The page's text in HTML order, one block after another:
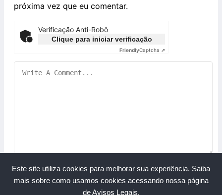
Este site utiliza cookies para melhorar sua experiência. Saiba
mais sobre como usamos cookies acessando nossa página
de Avisos Legais.
próxima vez que eu comentar.
Verificação Anti-Robô
Clique para iniciar verificação
FriendlyCaptcha ⇗